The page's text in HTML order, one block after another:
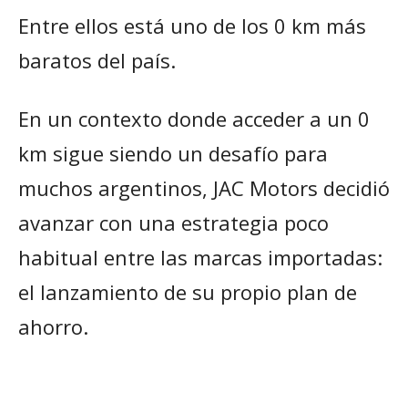
Entre ellos está uno de los 0 km más
baratos del país.
En un contexto donde acceder a un 0
km sigue siendo un desafío para
muchos argentinos, JAC Motors decidió
avanzar con una estrategia poco
habitual entre las marcas importadas:
el lanzamiento de su propio plan de
ahorro.